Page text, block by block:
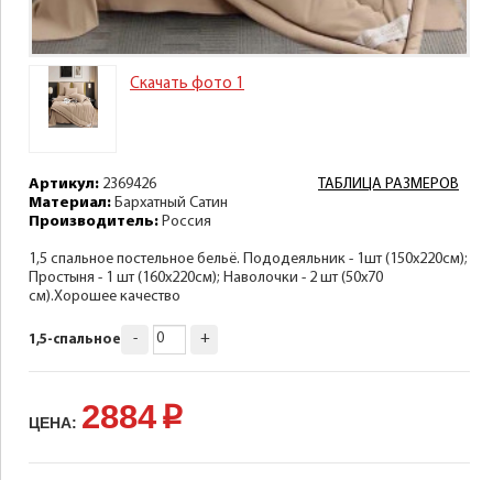
Скачать фото 1
ТАБЛИЦА РАЗМЕРОВ
Артикул: 2369426
Материал: Бархатный Сатин
Производитель: Россия
1,5 спальное постельное бельё. Пододеяльник - 1шт (150х220см);
Простыня - 1 шт (160х220см); Наволочки - 2 шт (50х70
см).Хорошее качество
1,5-спальное - +
ЦЕНА: 2884 p